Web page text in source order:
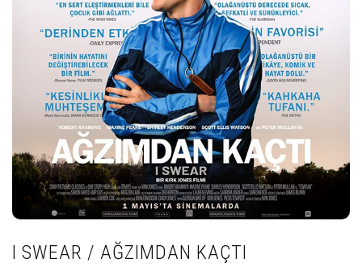
I SWEAR / AĞZIMDAN KAÇTI